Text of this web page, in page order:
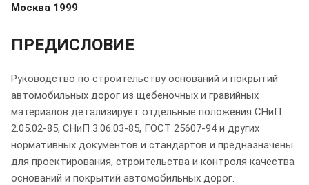
Москва 1999
ПРЕДИСЛОВИЕ
Руководство по строительству оснований и покрытий
автомобильных дорог из щебеночных и гравийных
материалов детализирует отдельные положения СНиП
2.05.02-85, СНиП 3.06.03-85, ГОСТ 25607-94 и других
нормативных документов и стандартов и предназначены
для проектирования, строительства и контроля качества
оснований и покрытий автомобильных дорог.